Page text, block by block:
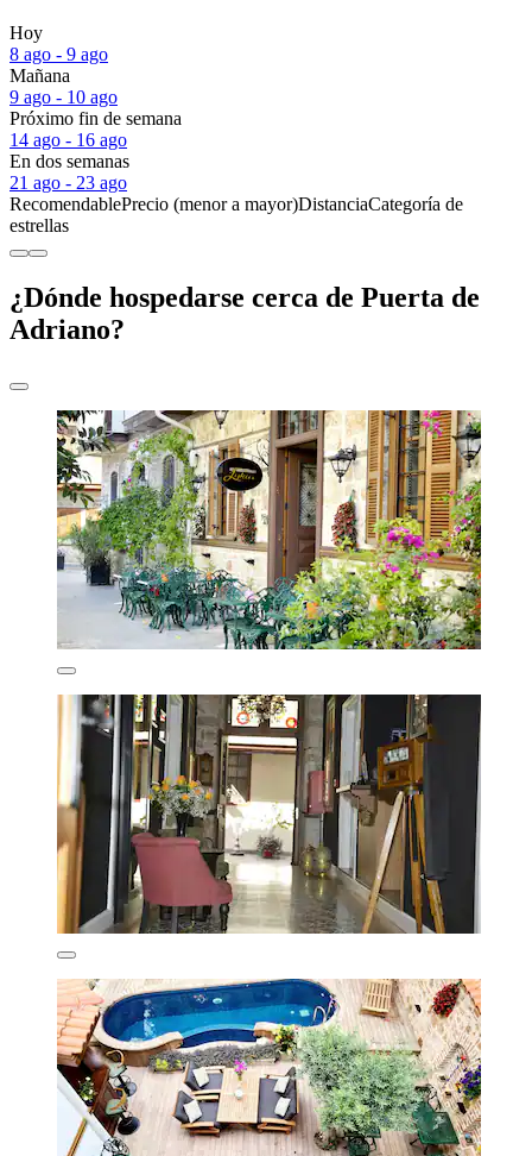
Hoy
8 ago - 9 ago
Mañana
9 ago - 10 ago
Próximo fin de semana
14 ago - 16 ago
En dos semanas
21 ago - 23 ago
RecomendablePrecio (menor a mayor)DistanciaCategoría de
estrellas
¿Dónde hospedarse cerca de Puerta de
Adriano?